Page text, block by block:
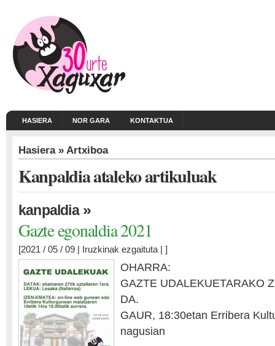
HASIERA NOR GARA KONTAKTUA
Hasiera» Artxiboa
Kanpaldia ataleko artikuluak
kanpaldia»
Gazte egonaldia 2021
[2021 / 05 / 09 | Iruzkinak ezgaituta | ]
OHARRA:
GAZTE UDALEKUETARAKO
DA.
GAUR, 18:30etan Erribera
nagusian